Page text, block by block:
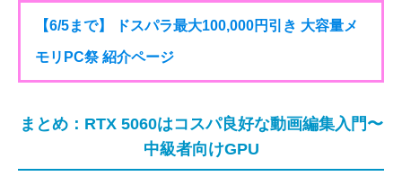
【6/5まで】 ドスパラ最大100,000円引き 大容量メ
モリPC祭 紹介ページ
まとめ：RTX 5060はコスパ良好な動画編集入門〜
中級者向けGPU